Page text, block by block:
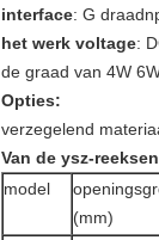
interface: G
het werk voltage:
de graad van 4W
Opties:
verzegelend
Van de ysz-
model
(mm)